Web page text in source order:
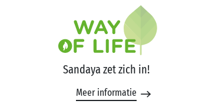
Sandaya zet zich in!
Meer informatie